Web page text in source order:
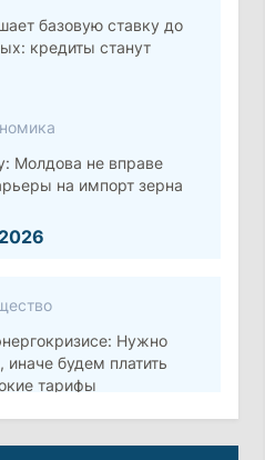
базовую ставку до
кредиты станут
Молдова не вправе
на импорт зерна
Нужно
иначе будем платить
тарифы